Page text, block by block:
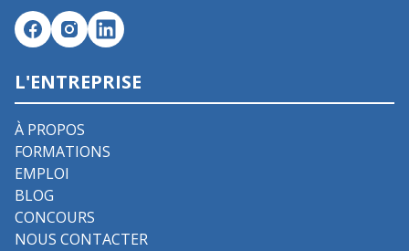
L'ENTREPRISE
À PROPOS
FORMATIONS
EMPLOI
BLOG
CONCOURS
NOUS CONTACTER